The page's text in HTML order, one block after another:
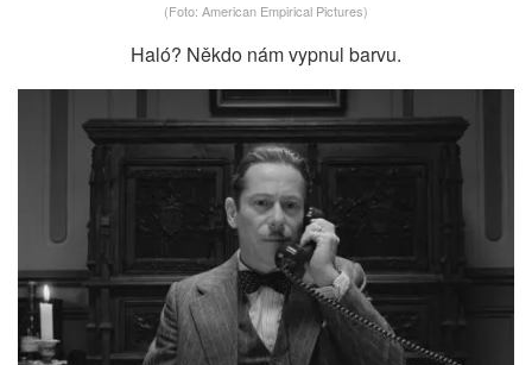
(Foto: American Empirical Pictures)
Haló? Někdo nám vypnul barvu.